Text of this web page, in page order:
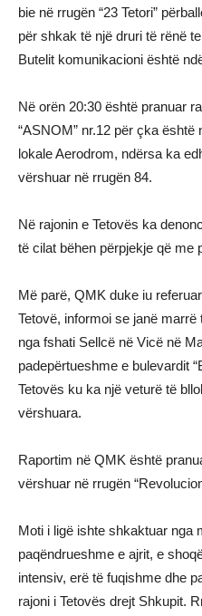
bie në rrugën “23 Tetori”
për shkak të një druri të rënë
Butelit komunikacioni është
Në orën 20:30 është pranuar
“ASNOM” nr.12 për çka
lokale Aerodrom, ndërsa ka
vërshuar në rrugën 84.
Në rajonin e Tetovës ka
të cilat bëhen përpjekje që me
Më parë, QMK duke iu
Tetovë, informoi se janë
nga fshati Sellcë në Vicë në
padepërtueshme e bulevardit
Tetovës ku ka një veturë të
vërshuara.
Raportim në QMK është
vërshuar në rrugën
Moti i ligë ishte shkaktuar nga
paqëndrueshme e ajrit, e
intensiv, erë të fuqishme dhe
rajoni i Tetovës drejt Shkupit.